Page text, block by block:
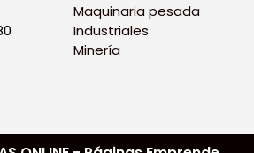
Maquinaria pesada
Industriales
Minería